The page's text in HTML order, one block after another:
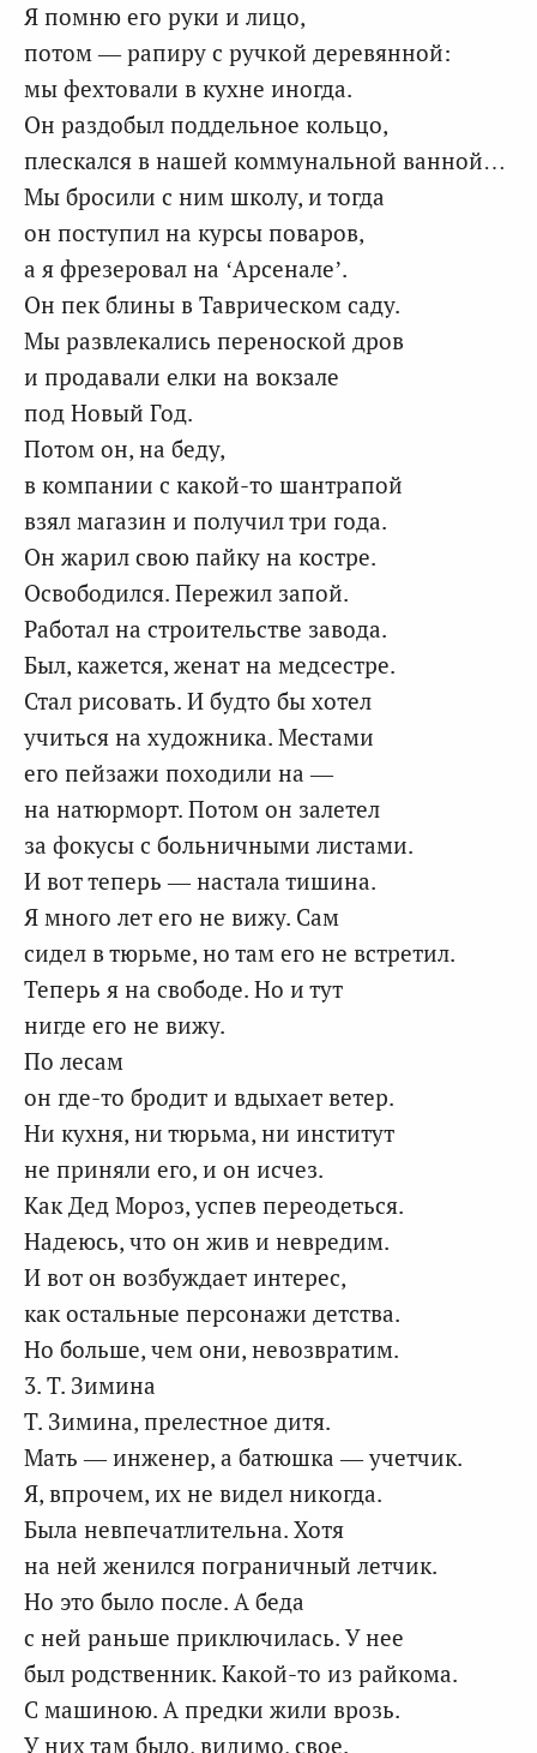
Я помню его руки и лицо,
потом — рапиру с ручкой деревянной:
мы фехтовали в кухне иногда.
Он раздобыл поддельное кольцо,
плескался в нашей коммунальной ванной…
Мы бросили с ним школу, и тогда
он поступил на курсы поваров,
а я фрезеровал на ‘Арсенале’.
Он пек блины в Таврическом саду.
Мы развлекались переноской дров
и продавали елки на вокзале
под Новый Год.
Потом он, на беду,
в компании с какой-то шантрапой
взял магазин и получил три года.
Он жарил свою пайку на костре.
Освободился. Пережил запой.
Работал на строительстве завода.
Был, кажется, женат на медсестре.
Стал рисовать. И будто бы хотел
учиться на художника. Местами
его пейзажи походили на —
на натюрморт. Потом он залетел
за фокусы с больничными листами.
И вот теперь — настала тишина.
Я много лет его не вижу. Сам
сидел в тюрьме, но там его не встретил.
Теперь я на свободе. Но и тут
нигде его не вижу.
По лесам
он где-то бродит и вдыхает ветер.
Ни кухня, ни тюрьма, ни институт
не приняли его, и он исчез.
Как Дед Мороз, успев переодеться.
Надеюсь, что он жив и невредим.
И вот он возбуждает интерес,
как остальные персонажи детства.
Но больше, чем они, невозвратим.
3. Т. Зимина
Т. Зимина, прелестное дитя.
Мать — инженер, а батюшка — учетчик.
Я, впрочем, их не видел никогда.
Была невпечатлительна. Хотя
на ней женился пограничный летчик.
Но это было после. А беда
с ней раньше приключилась. У нее
был родственник. Какой-то из райкома.
С машиною. А предки жили врозь.
У них там было, видимо, свое.